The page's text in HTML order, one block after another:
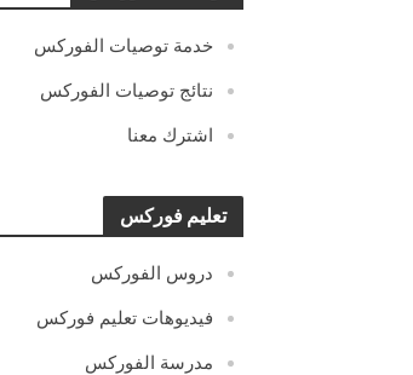
خدمة توصيات الفوركس
نتائج توصيات الفوركس
اشترك معنا
تعليم فوركس
دروس الفوركس
فيديوهات تعليم فوركس
مدرسة الفوركس